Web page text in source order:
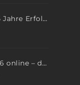
Eis Total 2026 – 25 Jahre Erfolgsgeschichte im steilen Eis
Neue Termine 2026 online – dein nächstes Abenteuer wartet!